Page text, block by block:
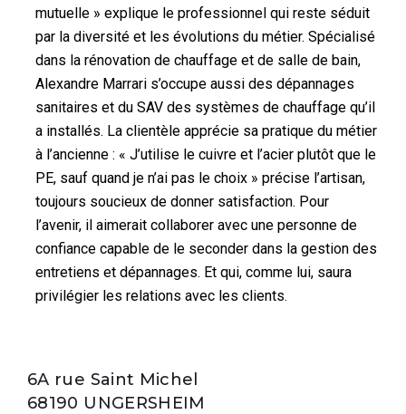
mutuelle » explique le professionnel qui reste séduit
par la diversité et les évolutions du métier. Spécialisé
dans la rénovation de chauffage et de salle de bain,
Alexandre Marrari s’occupe aussi des dépannages
sanitaires et du SAV des systèmes de chauffage qu’il
a installés. La clientèle apprécie sa pratique du métier
à l’ancienne : « J’utilise le cuivre et l’acier plutôt que le
PE, sauf quand je n’ai pas le choix » précise l’artisan,
toujours soucieux de donner satisfaction. Pour
l’avenir, il aimerait collaborer avec une personne de
confiance capable de le seconder dans la gestion des
entretiens et dépannages. Et qui, comme lui, saura
privilégier les relations avec les clients.
6A rue Saint Michel
68190 UNGERSHEIM